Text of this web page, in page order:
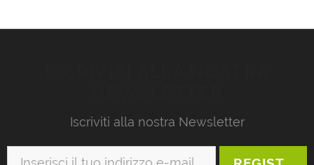
Iscriviti alla nostra Newsletter